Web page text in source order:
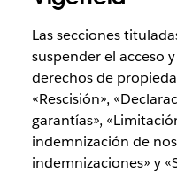
Las secciones
suspender el acceso
derechos de
«Rescisión»,
garantías»,
indemnización de
indemnizaciones» y